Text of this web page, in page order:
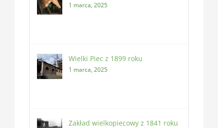
1 marca, 2025
Wielki Piec z 1899 roku
1 marca, 2025
Zakład wielkopiecowy z 1841 roku